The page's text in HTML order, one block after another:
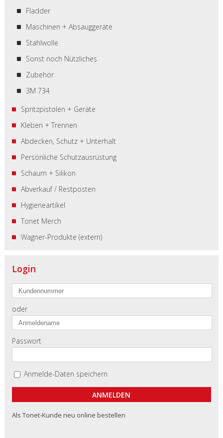
Fladder
Maschinen + Absauggeräte
Stahlwolle
Sonst noch Nützliches
Zubehör
3M 734
Spritzpistolen + Geräte
Kleben + Trennen
Abdecken, Schutz + Unterhalt
Persönliche Schutzausrüstung
Schaum + Silikon
Abverkauf / Restposten
Hygieneartikel
Tonet Merch
Wagner-Produkte (extern)
Login
oder
Passwort
Anmelde-Daten speichern
Als Tonet-Kunde neu online bestellen